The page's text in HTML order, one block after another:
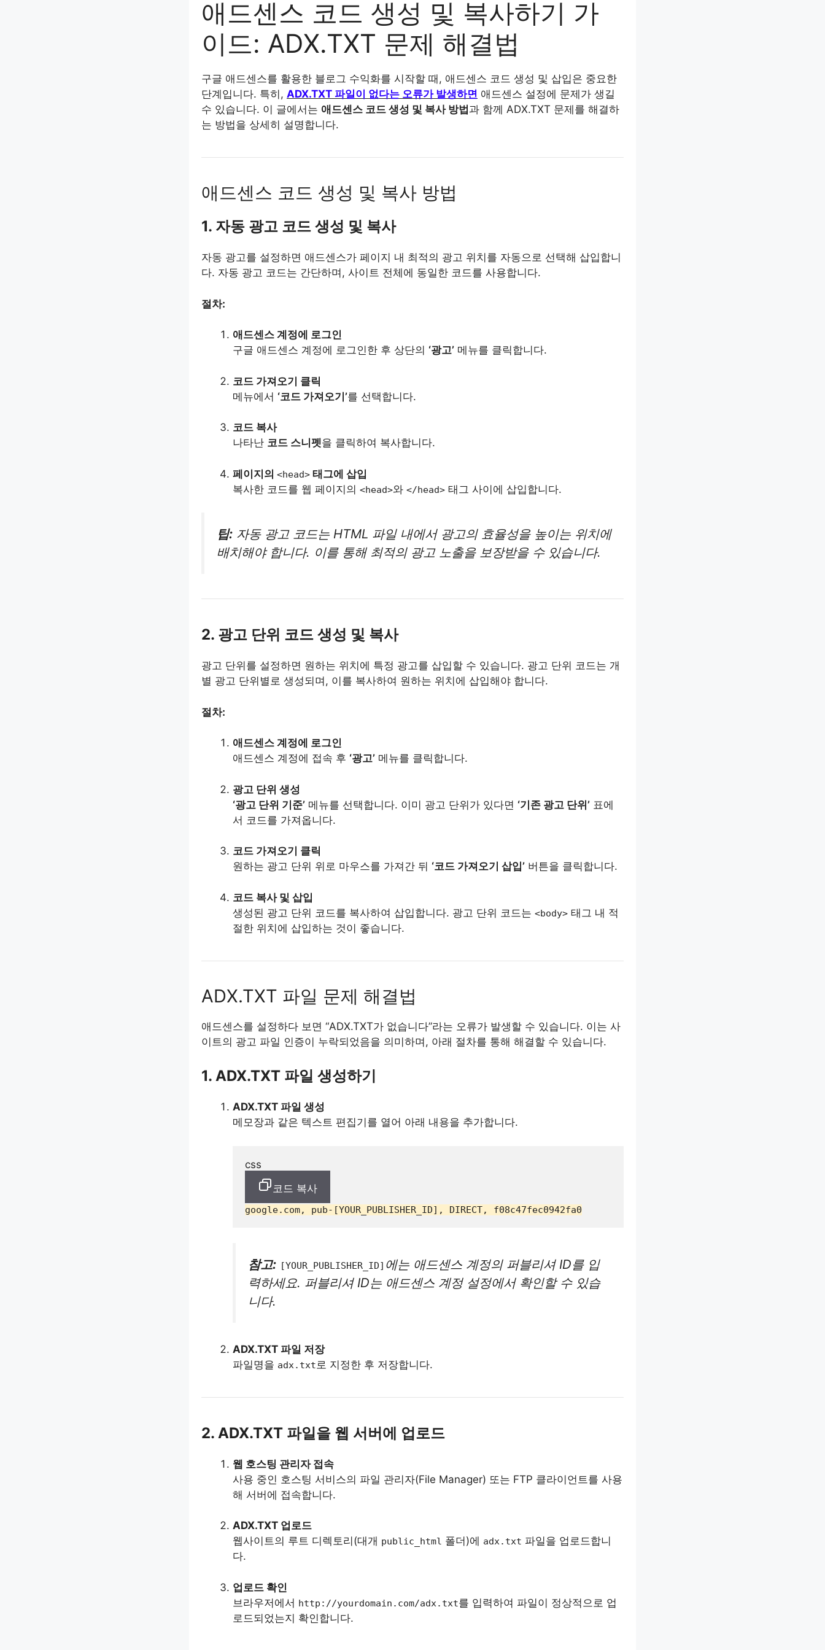
애드센스 코드 생성 및 복사하기 가
이드: ADX.TXT 문제 해결법
구글 애드센스를 활용한 블로그 수익화를 시작할 때, 애드센스 코드 생성 및 삽입은 중요한
단계입니다. 특히, ADX.TXT 파일이 없다는 오류가 발생하면 애드센스 설정에 문제가 생길
수 있습니다. 이 글에서는 애드센스 코드 생성 및 복사 방법 과 함께 ADX.TXT 문제를 해결하
는 방법을 상세히 설명합니다.
애드센스 코드 생성 및 복사 방법
1. 자동 광고 코드 생성 및 복사
자동 광고를 설정하면 애드센스가 페이지 내 최적의 광고 위치를 자동으로 선택해 삽입합니
다. 자동 광고 코드는 간단하며, 사이트 전체에 동일한 코드를 사용합니다.
절차:
애드센스 계정에 로그인
구글 애드센스 계정에 로그인한 후 상단의 ‘광고’ 메뉴를 클릭합니다.
코드 가져오기 클릭
메뉴에서 ‘코드 가져오기’를 선택합니다.
코드 복사
나타난 코드 스니펫을 클릭하여 복사합니다.
페이지의 <head> 태그에 삽입
복사한 코드를 웹 페이지의 <head>와 </head> 태그 사이에 삽입합니다.
팁: 자동 광고 코드는 HTML 파일 내에서 광고의 효율성을 높이는 위치에
배치해야 합니다. 이를 통해 최적의 광고 노출을 보장받을 수 있습니다.
2. 광고 단위 코드 생성 및 복사
광고 단위를 설정하면 원하는 위치에 특정 광고를 삽입할 수 있습니다. 광고 단위 코드는 개
별 광고 단위별로 생성되며, 이를 복사하여 원하는 위치에 삽입해야 합니다.
절차:
애드센스 계정에 로그인
애드센스 계정에 접속 후 ‘광고’ 메뉴를 클릭합니다.
광고 단위 생성
‘광고 단위 기준’ 메뉴를 선택합니다. 이미 광고 단위가 있다면 ‘기존 광고 단위’ 표에
서 코드를 가져옵니다.
코드 가져오기 클릭
원하는 광고 단위 위로 마우스를 가져간 뒤 ‘코드 가져오기 삽입’ 버튼을 클릭합니다.
코드 복사 및 삽입
생성된 광고 단위 코드를 복사하여 삽입합니다. 광고 단위 코드는 <body> 태그 내 적
절한 위치에 삽입하는 것이 좋습니다.
ADX.TXT 파일 문제 해결법
애드센스를 설정하다 보면 “ADX.TXT가 없습니다”라는 오류가 발생할 수 있습니다. 이는 사
이트의 광고 파일 인증이 누락되었음을 의미하며, 아래 절차를 통해 해결할 수 있습니다.
1. ADX.TXT 파일 생성하기
ADX.TXT 파일 생성
메모장과 같은 텍스트 편집기를 열어 아래 내용을 추가합니다.
css
코드 복사
google.com, pub- [YOUR_PUBLISHER_ID] , DIRECT, f08c47fec0942fa0
참고: [YOUR_PUBLISHER_ID] 에는 애드센스 계정의 퍼블리셔 ID를 입
력하세요. 퍼블리셔 ID는 애드센스 계정 설정에서 확인할 수 있습
니다.
ADX.TXT 파일 저장
파일명을 adx.txt 로 지정한 후 저장합니다.
2. ADX.TXT 파일을 웹 서버에 업로드
웹 호스팅 관리자 접속
사용 중인 호스팅 서비스의 파일 관리자(File Manager) 또는 FTP 클라이언트를 사용
해 서버에 접속합니다.
ADX.TXT 업로드
웹사이트의 루트 디렉토리(대개 public_html 폴더)에 adx.txt 파일을 업로드합니
다.
업로드 확인
브라우저에서 http://yourdomain.com/adx.txt를 입력하여 파일이 정상적으로 업
로드되었는지 확인합니다.